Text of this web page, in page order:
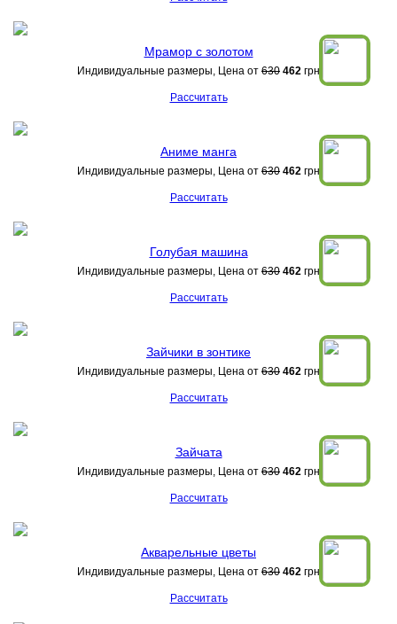
Мрамор с золотом
Индивидуальные размеры, Цена от 630 462 грн
Рассчитать
Аниме манга
Индивидуальные размеры, Цена от 630 462 грн
Рассчитать
Голубая машина
Индивидуальные размеры, Цена от 630 462 грн
Рассчитать
Зайчики в зонтике
Индивидуальные размеры, Цена от 630 462 грн
Рассчитать
Зайчата
Индивидуальные размеры, Цена от 630 462 грн
Рассчитать
Акварельные цветы
Индивидуальные размеры, Цена от 630 462 грн
Рассчитать